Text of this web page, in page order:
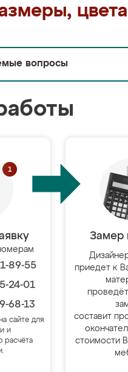
вопросы
89-55
24-01
68-13
сайте для
и
расчёта
Замер
приедет к
составит
стоимости